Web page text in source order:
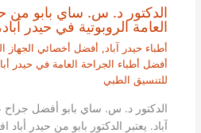
الدكتور د. س. ساي بابو من
العامة الروبوتية في حيدر
أطباء حيدر آباد, أفضل أخصائي الجهاز
أفضل أطباء الجراحة العامة في حيدر أباد
للتنسيق الطبي
الدكتور د. س. ساي بابو أفضل جراح
آباد. يعتبر الدكتور بابو من حيدر